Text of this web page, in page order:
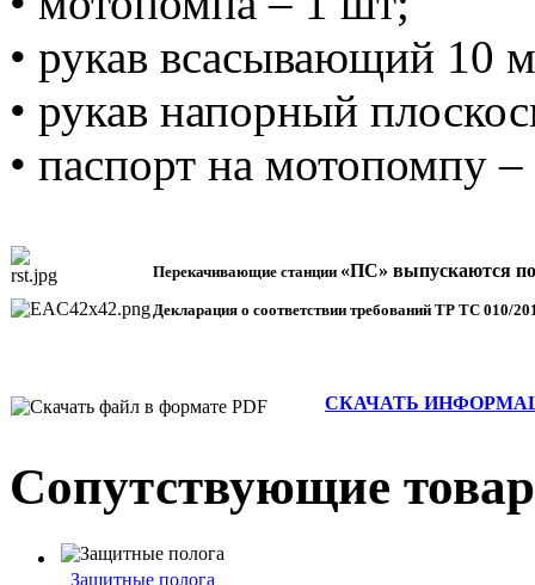
• рукав всасывающий 10
• рукав напорный
• паспорт на мотопомпу
Перекачивающие станции «ПС» выпускаются
Декларация о соответствии требований ТР ТС 010/
СКАЧАТЬ
Сопутствующие
Защитные полога